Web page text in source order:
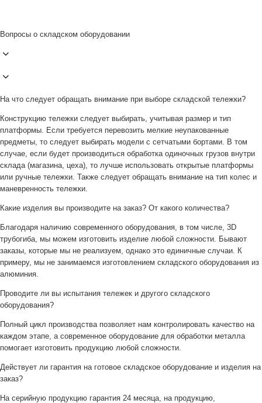
Вопросы о складском оборудовании
На что следует обращать внимание при выборе складской тележки?
Конструкцию тележки следует выбирать, учитывая размер и тип
платформы. Если требуется перевозить мелкие неупакованные
предметы, то следует выбирать модели с сетчатыми бортами. В том
случае, если будет производиться обработка одиночных грузов внутри
склада (магазина, цеха), то лучше использовать открытые платформы
или ручные тележки. Также следует обращать внимание на тип колес и
маневренность тележки.
Какие изделия вы производите на заказ? От какого количества?
Благодаря наличию современного оборудования, в том числе, 3D
трубогиба, мы можем изготовить изделие любой сложности. Бывают
заказы, которые мы не реализуем, однако это единичные случаи. К
примеру, мы не занимаемся изготовлением складского оборудования из
алюминия.
Проводите ли вы испытания тележек и другого складского
оборудования?
Полный цикл производства позволяет нам контролировать качество на
каждом этапе, а современное оборудование для обработки металла
помогает изготовить продукцию любой сложности.
Действует ли гарантия на готовое складское оборудование и изделия на
заказ?
На серийную продукцию гарантия 24 месяца, на продукцию,